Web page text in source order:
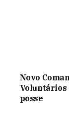
Novo
Voluntários
posse